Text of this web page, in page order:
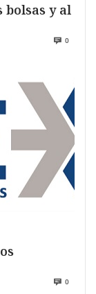
bolsas y al
0
0